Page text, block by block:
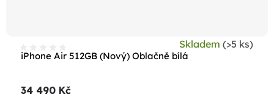
iPhone Air 512GB (Nový) Oblačně bílá
Skladem (>5 ks)
34 490 Kč